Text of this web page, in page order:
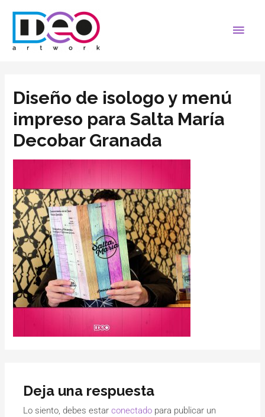
Diseño de isologo y menú
impreso para Salta María
Decobar Granada
Deja una respuesta
Lo siento, debes estarconectado para publicar un